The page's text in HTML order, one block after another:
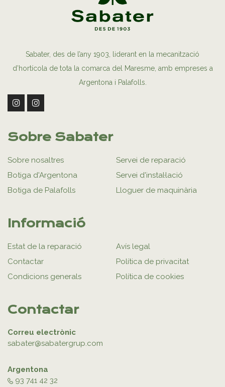
Sabater, des de l’any 1903, liderant en la mecanització
d’hortícola de tota la comarca del Maresme, amb empreses a
Argentona i Palafolls.
Sobre Sabater
Sobre nosaltres
Botiga d'Argentona
Botiga de Palafolls
Servei de reparació
Servei d'instal·lació
Lloguer de maquinària
Informació
Estat de la reparació
Contactar
Condicions generals
Avís legal
Política de privacitat
Política de cookies
Contactar
Correu electrònic
sabater@sabatergrup.com
Argentona
93 741 42 32